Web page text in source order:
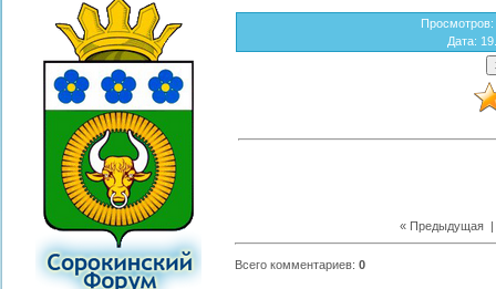
Просмотров:
Дата:
« Предыдущая|
Всего комментариев: 0